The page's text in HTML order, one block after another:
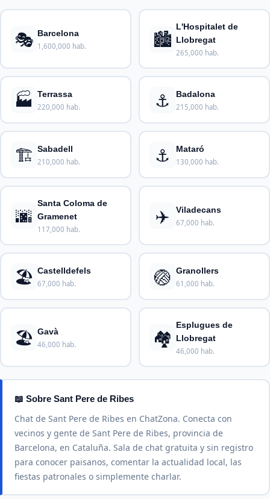
🎭 Barcelona
1,600,000 hab. 🏙️
L'Hospitalet de
Llobregat
265,000 hab.
🏭 Terrassa
220,000 hab. ⚓ Badalona
215,000 hab.
🏗️ Sabadell
210,000 hab. ⚓ Mataró
130,000 hab.
🌆
Santa Coloma de
Gramenet
117,000 hab.
✈️ Viladecans
67,000 hab.
🏖️ Castelldefels
67,000 hab. 🏐 Granollers
61,000 hab.
🏖️ Gavà
46,000 hab. 🏘️
Esplugues de
Llobregat
46,000 hab.
📖 Sobre Sant Pere de Ribes
Chat de Sant Pere de Ribes en ChatZona. Conecta con
vecinos y gente de Sant Pere de Ribes, provincia de
Barcelona, en Cataluña. Sala de chat gratuita y sin registro
para conocer paisanos, comentar la actualidad local, las
fiestas patronales o simplemente charlar.